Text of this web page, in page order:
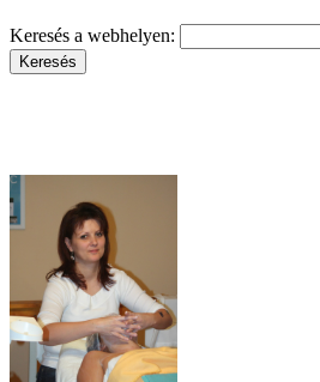
Keresés a webhelyen: